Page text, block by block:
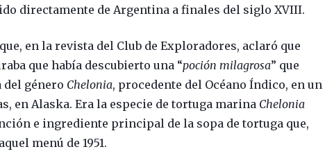
directamente de Argentina a finales del siglo XVIII.
en la revista del Club de Exploradores, aclaró que
que había descubierto una “poción milagrosa” que
género Chelonia, procedente del Océano Índico, en un
en Alaska. Era la especie de tortuga marina Chelonia
e ingrediente principal de la sopa de tortuga que,
menú de 1951.